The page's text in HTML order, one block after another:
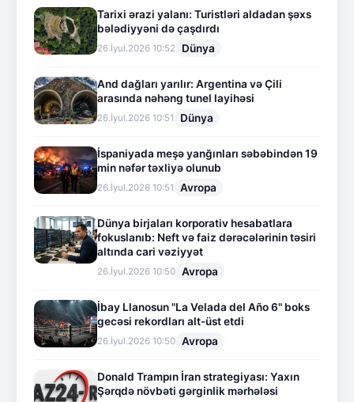
Tarixi ərazi yalanı: Turistləri aldadan şəxs
bələdiyyəni də çaşdırdı
26.İyul.2026 10:52 Dünya
And dağları yarılır: Argentina və Çili
arasında nəhəng tunel layihəsi
26.İyul.2026 10:51 Dünya
İspaniyada meşə yanğınları səbəbindən 19
min nəfər təxliyə olunub
26.İyul.2026 10:51 Avropa
Dünya birjaları korporativ hesabatlara
fokuslanıb: Neft və faiz dərəcələrinin təsiri
altında cari vəziyyət
26.İyul.2026 10:50 Avropa
İbay Llanosun "La Velada del Año 6" boks
gecəsi rekordları alt-üst etdi
26.İyul.2026 10:50 Avropa
Donald Trampın İran strategiyası: Yaxın
Şərqdə növbəti gərginlik mərhələsi